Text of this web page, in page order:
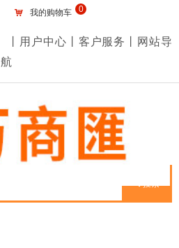
搜索
丨用户中心丨客户服务丨网站导
航
낙 我的购物车 0